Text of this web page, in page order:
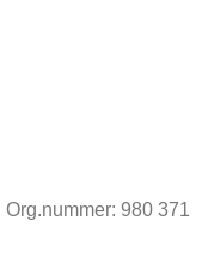
| Org.nummer: 980 371